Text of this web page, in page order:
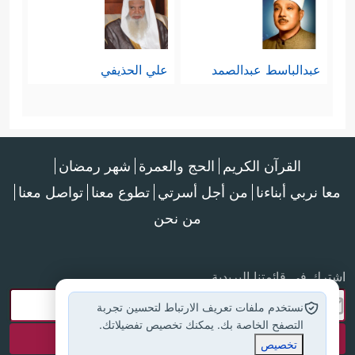
سورة المجادلة:
﴿إِنَّمَا ٱلنَّجۡوَىٰ مِنَ ٱلشَّیۡطَـٰنِ
لِیَحۡزُنَ ٱلَّذِینَ ءَامَنُواْ﴾
.
﴿وَمَن یُشَاقِقِ ٱلرَّسُولَ مِنۢ بَعۡدِ مَا تَبَیَّنَ لَهُ
ٱلۡهُدَىٰ وَیَتَّبِعۡ غَیۡرَ سَبِیلِ ٱلۡمُؤۡمِنِینَ نُوَلِّهِۦ مَا تَوَلَّىٰ
وَنُصۡلِهِۦ جَهَنَّمَۖ وَسَاۤءَتۡ مَصِیرًا﴾، وقد جاء هذا
إلى الصلة السببية بينهما.
تاسعًا: البراءة من المشركين وضلالاتهم
﴿إِنَّ ٱللَّهَ لَا یَغۡفِرُ أَن یُشۡرَكَ بِهِۦ﴾
عبدالباسط عبدالصمد علي الحذيفي
القرآن الكريم الحج والعمرة شهر رمضان
معا نربي أبناءنا من أجل أسرتي تطوع معنا تواصل معنا
من نحن
اشترك في قائمتنا البريدية
نستخدم ملفات تعريف الارتباط لتحسين تجربة
التصفح الخاصة بك. يمكنك تخصيص تفضيلاتك.
تخصيص